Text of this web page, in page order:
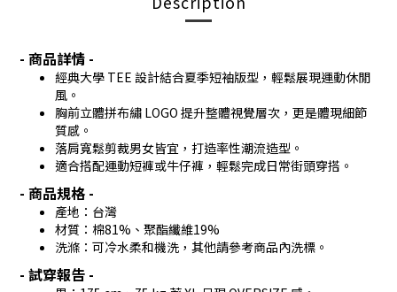
- 商品詳情 -
經典大學 TEE 設計結合夏季短袖版型，輕鬆展現運動休閒
風。
胸前立體拼布繡 LOGO 提升整體視覺層次，更是體現細節
質感。
落肩寬鬆剪裁男女皆宜，打造率性潮流造型。
適合搭配運動短褲或牛仔褲，輕鬆完成日常街頭穿搭。
- 商品規格 -
產地：台灣
材質： 棉81%、聚酯纖維19%
洗滌：可冷水柔和機洗，其他請參考商品內洗標。
- 試穿報告 -